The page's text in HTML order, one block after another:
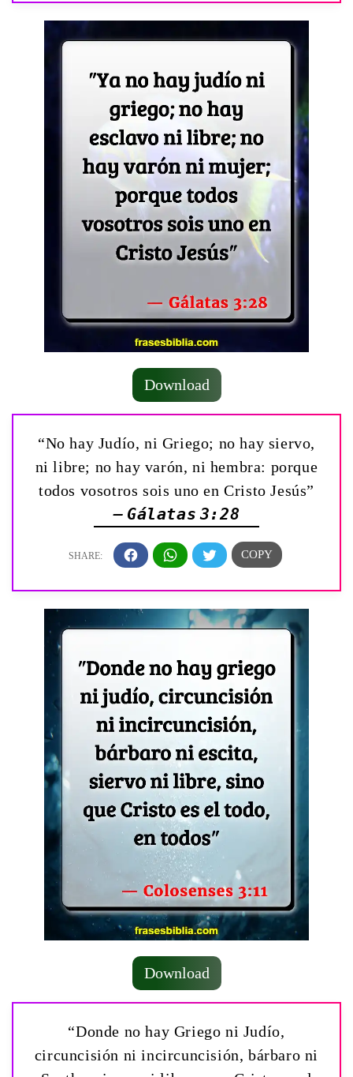
Download
“No hay Judío, ni Griego; no hay siervo,
ni libre; no hay varón, ni hembra: porque
todos vosotros sois uno en Cristo Jesús”
— Gálatas 3:28
Download
“Donde no hay Griego ni Judío,
circuncisión ni incircuncisión, bárbaro ni